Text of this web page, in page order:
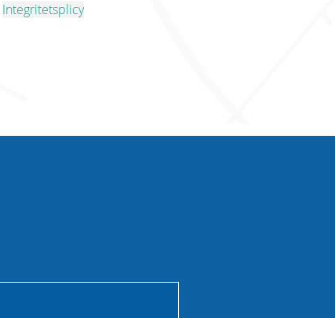
Integritetsplicy